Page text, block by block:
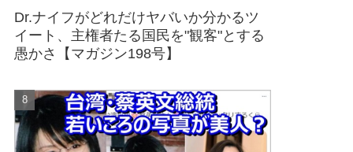
Dr.ナイフがどれだけヤバいか分かるツ
イート、主権者たる国民を"観客"とする
愚かさ【マガジン198号】